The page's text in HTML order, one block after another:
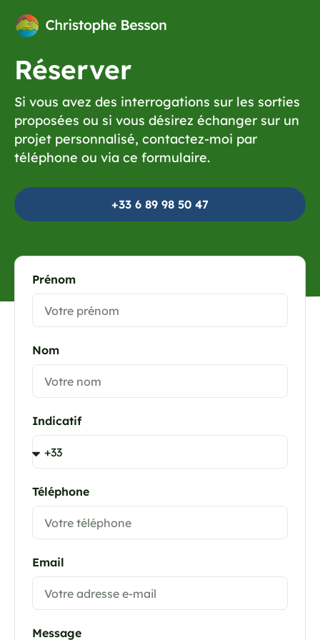
Réserver
Si vous avez des interrogations sur les sorties
proposées ou si vous désirez échanger sur un
projet personnalisé, contactez-moi par
téléphone ou via ce formulaire.
+33 6 89 98 50 47
Prénom
Nom
Indicatif
Téléphone
Email
Message